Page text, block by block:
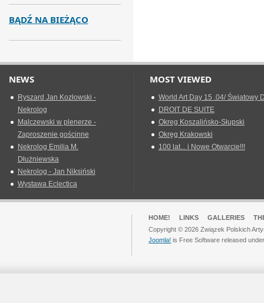
BĄDŹ NA BIEŻĄCO
NEWS
Ryszard Jan Kozłowski -
Nekrolog
Malczewski w plenerze -
Zaproszenie gościnne
Nekrolog Emilia M.
Dłużniewska
Nekrolog - Jan Niksiński
Wystawa Eclectica
MOST VIEWED
World Art Day 15 .04/ Światowy
DROIT DE SUITE
Okreg Koszalińsko-Słupski
Okręg Krakowski
100 lat... i Nowe Otwarcie!!!
HOME! LINKS GALLERIES
Copyright © 2026 Związek Polskich
Joomla! is Free Software released